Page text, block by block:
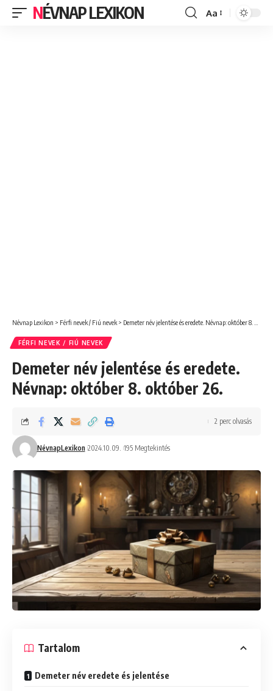
NÉVNAP LEXIKON
Font
Aa
Névnap Lexikon > Férfi nevek / Fiú nevek > Demeter név jelentése és eredete. Névnap: október 8. október 26.
FÉRFI NEVEK / FIÚ NEVEK
Demeter név jelentése és eredete.
Névnap: október 8. október 26.
NévnapLexikon 2024.10.09. 195 Megtekintés
2 perc olvasás
Tartalom
Demeter név eredete és jelentése